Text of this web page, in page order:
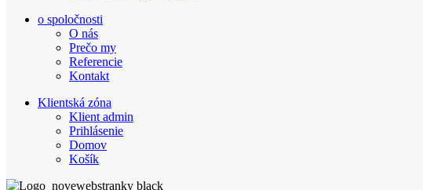
o spoločnosti
O nás
Prečo my
Referencie
Kontakt
Klientská zóna
Klient admin
Prihlásenie
Domov
Košík